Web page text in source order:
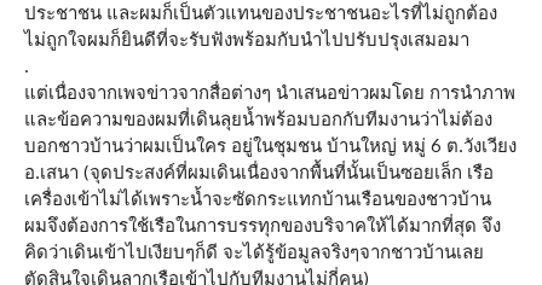
ประชาชน และผมก็เป็นตัวแทนของประชาชนอะไรที่ไม่ถูกต้อง
ไม่ถูกใจผมก็ยินดีที่จะรับฟังพร้อมกับนำไปปรับปรุงเสมอมา
.
แต่เนื่องจากเพจข่าวจากสื่อต่างๆ นำเสนอข่าวผมโดย การนำภาพ
และข้อความของผมที่เดินลุยน้ำพร้อมบอกกับทีมงานว่าไม่ต้อง
บอกชาวบ้านว่าผมเป็นใคร อยู่ในชุมชน บ้านใหญ่ หมู่ 6 ต.วังเวียง
อ.เสนา (จุดประสงค์ที่ผมเดินเนื่องจากพื้นที่นั้นเป็นซอยเล็ก เรือ
เครื่องเข้าไม่ได้เพราะน้ำจะซัดกระแทกบ้านเรือนของชาวบ้าน
ผมจึงต้องการใช้เรือในการบรรทุกของบริจาคให้ได้มากที่สุด จึง
คิดว่าเดินเข้าไปเงียบๆก็ดี จะได้รู้ข้อมูลจริงๆจากชาวบ้านเลย
ตัดสินใจเดินลากเรือเข้าไปกับทีมงานไม่กี่คน)